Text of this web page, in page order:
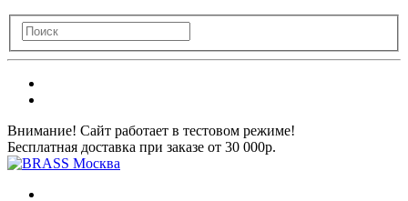
Внимание! Сайт работает в тестовом режиме!
Бесплатная доставка при заказе от 30 000р.